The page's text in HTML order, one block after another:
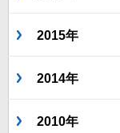
2015年
2014年
2010年